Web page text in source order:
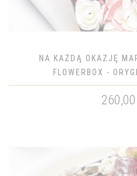
NA KAŻDĄ OKAZJĘ
FLOWERBOX -